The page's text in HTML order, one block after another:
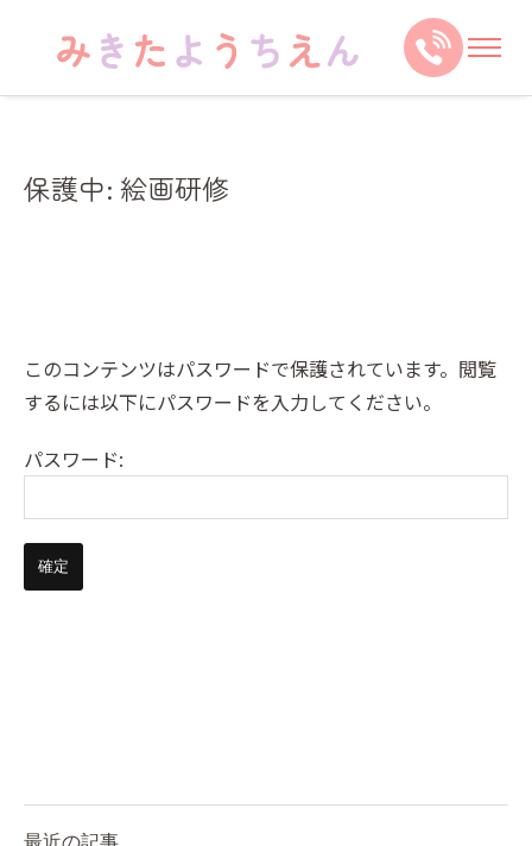
保護中: 絵画研修
このコンテンツはパスワードで保護されています。閲覧
するには以下にパスワードを入力してください。
パスワード: